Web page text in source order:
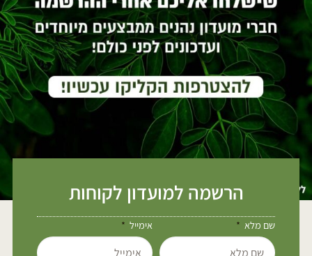
הרשמה למועדון לקוחות
שם מלא אימייל